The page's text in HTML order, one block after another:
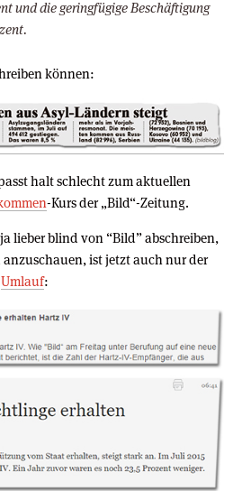
und die geringfügige Beschäftigung
können:
halt schlecht zum aktuellen
-Kurs der „Bild“-Zeitung.
lieber blind von “Bild” abschreiben,
ist jetzt auch nur der
Umlauf: